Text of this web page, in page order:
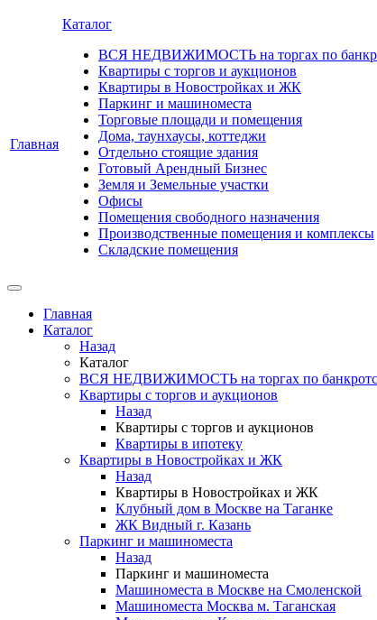
Главная
Каталог
ВСЯ НЕДВИЖИМОСТЬ на торгах по
Квартиры с торгов и аукционов
Квартиры в Новостройках и ЖК
Паркинг и машиноместа
Торговые площади и помещения
Дома, таунхаусы, коттеджи
Отдельно стоящие здания
Готовый Арендный Бизнес
Земля и Земельные участки
Офисы
Помещения свободного назначения
Производственные помещения и комплексы
Складские помещения
Главная
Каталог
Назад
Каталог
ВСЯ НЕДВИЖИМОСТЬ на торгах по
Квартиры с торгов и аукционов
Назад
Квартиры с торгов и аукционов
Квартиры в ипотеку
Квартиры в Новостройках и ЖК
Назад
Квартиры в Новостройках и ЖК
Клубный дом в Москве на Таганке
ЖК Видный г. Казань
Паркинг и машиноместа
Назад
Паркинг и машиноместа
Машиноместа в Москве на Смоленской
Машиноместа Москва м. Таганская